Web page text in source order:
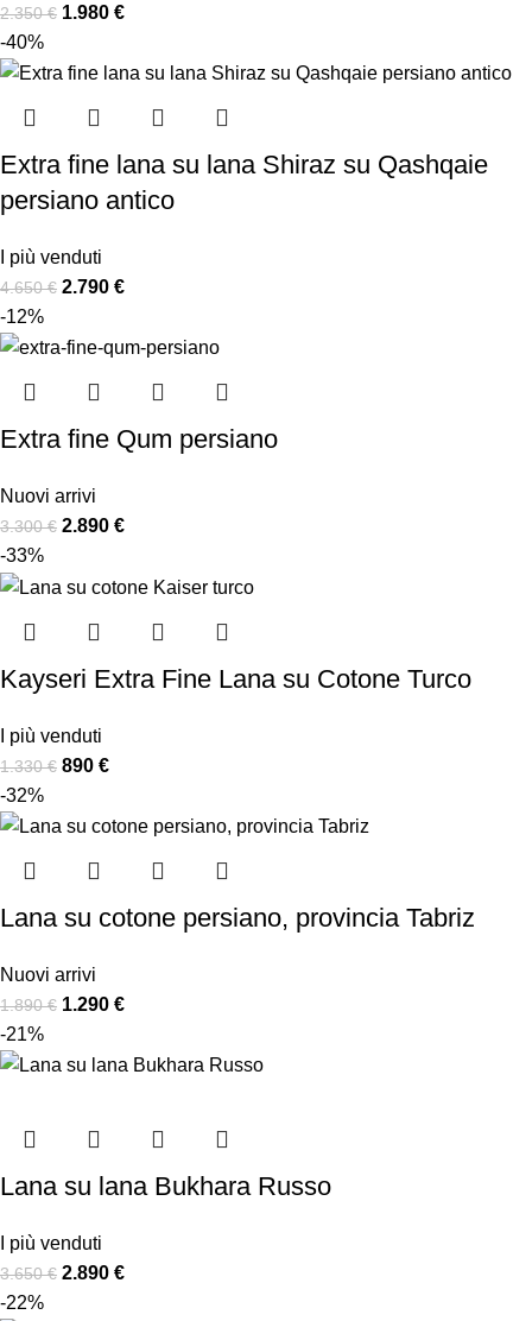
2.350€ 1.980 €
-40%
Extra fine lana su lana Shiraz su Qashqaie
persiano antico
I più venduti
4.650€ 2.790 €
-12%
Extra fine Qum persiano
Nuovi arrivi
3.300€ 2.890 €
-33%
Kayseri Extra Fine Lana su Cotone Turco
I più venduti
1.330€ 890 €
-32%
Lana su cotone persiano, provincia Tabriz
Nuovi arrivi
1.890€ 1.290 €
-21%
Lana su lana Bukhara Russo
I più venduti
3.650€ 2.890 €
-22%